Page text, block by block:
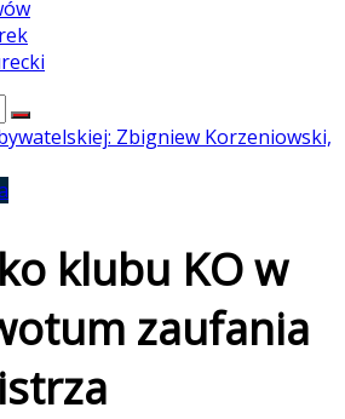
klubu KO w
zaufania